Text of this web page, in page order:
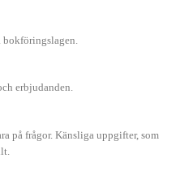
erbjudanden.
på frågor. Känsliga uppgifter, som